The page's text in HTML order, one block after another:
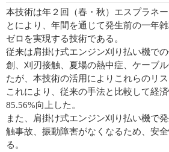
本技術は年２回（春・秋）エスプラネ
とにより、年間を通じて発生前の一年
ゼロを実現する技術である。
従来は肩掛け式エンジン刈り払い機で
創、刈刃接触、夏場の熱中症、ケーブ
たが、本技術の活用によりこれらのリス
これにより、従来の手法と比較して経
85.56%向上した。
また、肩掛け式エンジン刈り払い機で
触事故、振動障害がなくなるため、安
る。